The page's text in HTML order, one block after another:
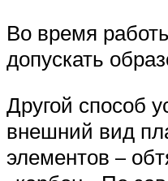
Во время
допускать
Другой способ
внешний вид
элементов –